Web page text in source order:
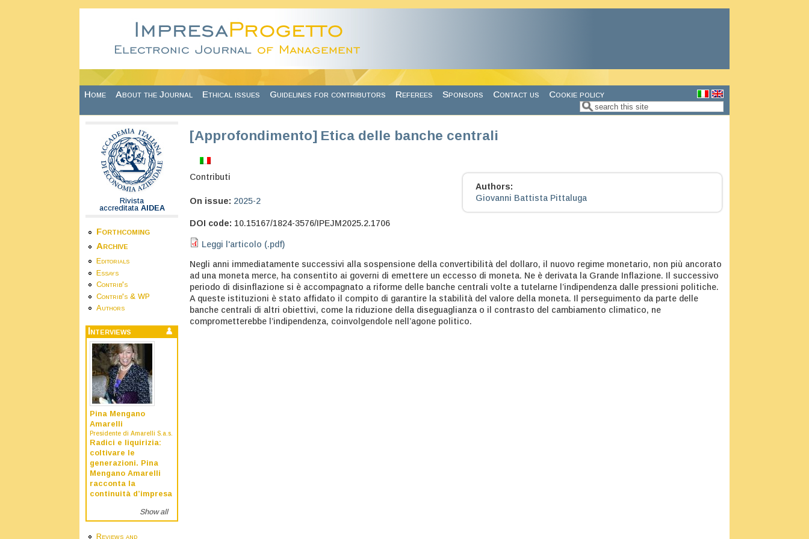
Home About the Journal Ethical issues Guidelines for contributors Referees Sponsors Contact us Cookie policy
Search form
Search
Rivista
accreditata AIDEA
Forthcoming
Archive
Editorials
Essays
Contrib's
Contrib's & WP
Authors
Interviews
Pina Mengano
Amarelli
Presidente di Amarelli S.a.s.
Radici e liquirizia:
coltivare le
generazioni. Pina
Mengano Amarelli
racconta la
continuità d’impresa
Show all
Reviews and
[Approfondimento] Etica delle banche centrali
Contributi
On issue: 2025-2
Authors:
Giovanni Battista Pittaluga
DOI code: 10.15167/1824-3576/IPEJM2025.2.1706
Leggi l'articolo (.pdf)
Negli anni immediatamente successivi alla sospensione della convertibilità del dollaro, il nuovo regime monetario, non più ancorato
ad una moneta merce, ha consentito ai governi di emettere un eccesso di moneta. Ne è derivata la Grande Inflazione. Il successivo
periodo di disinflazione si è accompagnato a riforme delle banche centrali volte a tutelarne l’indipendenza dalle pressioni politiche.
A queste istituzioni è stato affidato il compito di garantire la stabilità del valore della moneta. Il perseguimento da parte delle
banche centrali di altri obiettivi, come la riduzione della diseguaglianza o il contrasto del cambiamento climatico, ne
comprometterebbe l’indipendenza, coinvolgendole nell’agone politico.